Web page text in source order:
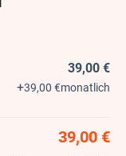
39,00 €
+39,00 €monatlich
39,00 €